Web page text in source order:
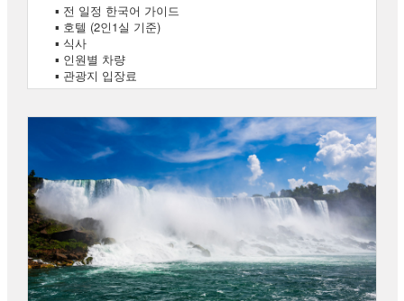
▪ 전 일정 한국어 가이드
▪ 호텔 (2인1실 기준)
▪ 식사
▪ 인원별 차량
▪ 관광지 입장료